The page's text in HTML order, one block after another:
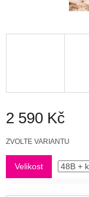
2 590 Kč
Měrná
ZVOLTE VARIANTU
Velikost